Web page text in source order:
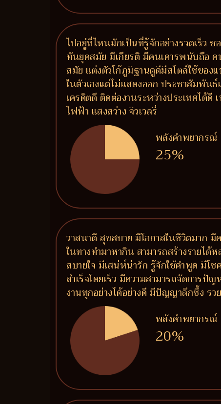
ไปอยู่ที่ไหนมักเป็นที่รู้จักอย่างรวดเร็ว
ทันยุคสมัย มีเกียรติ มีคนเคารพนับถือ
สมัย แต่งตัวโก้ภูมิฐานดูดีมีสไตล์ใช้ขอ
ในตัวเองแต่ไม่แสดงออก ประชาสัมพัน
เครดิตดี ติดต่องานระหว่างประเทศได้
ไฟฟ้า แสงสว่าง จิวเวลรี่
พลังคำพยากรณ์
25%
วาสนาดี สุขสบาย มีโอกาสในชีวิตมาก
ในทางทำมาหากิน สามารถสร้างรายไ
สบายใจ มีเสน่ห์น่ารัก รู้จักใช้คำพูด มีโ
สำเร็จโดยเร็ว มีความสามารถจัดการ
งานทุกอย่างได้อย่างดี มีปัญญาลึกซึ้ง รว
พลังคำพยากรณ์
20%